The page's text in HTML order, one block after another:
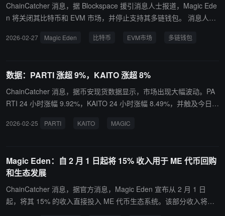
ChainCatcher 消息，据 Blockspace 援引消息人士报道，Magic Ede
n 将关闭其比特币和 EVM 市场，并停止支持其多链钱包。 消息人士
月第一周关闭其比特币和 EVM 市场。 此后不久，Magic Eden 还计
仍将继续支持 Solana 上的 NFT 和资产。
2026-02-27 Magic Eden 比特币 EVM市场 多链钱包
数据：PARTI 涨超 9%，KAITO 涨超 8%
ChainCatcher 消息，据币安现货数据显示，市场出现大幅波动。PA
RTI 24 小时涨幅 9.92%，KAITO 24 小时涨幅 8.49%，并触及今日新
触及今日新低，24 小时跌幅 5.99%。同时，SNX、DEXE 和 GLMR
2026-02-25 PARTI KAITO MAGIC
Magic Eden：自 2 月 1 日起将 15% 收入用于 ME 代币回购
和生态发展
ChainCatcher 消息，据官方消息，Magic Eden 宣布从 2 月 1 日
起，将其 15% 的收入直接投入 ME 代币生态系统。该部分收入将平